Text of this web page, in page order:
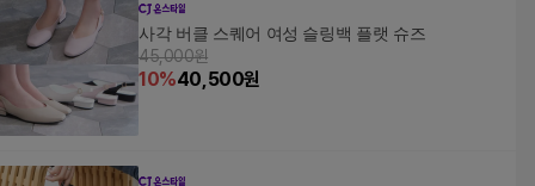
사각 버클 스퀘어 여성 슬링백 플랫 슈즈
45,000원
10%40,500원